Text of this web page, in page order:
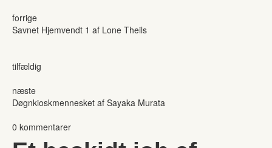
forrige
Savnet Hjemvendt 1 af Lone Theils
tilfældig
næste
Døgnkioskmennesket af Sayaka Murata
0 kommentarer